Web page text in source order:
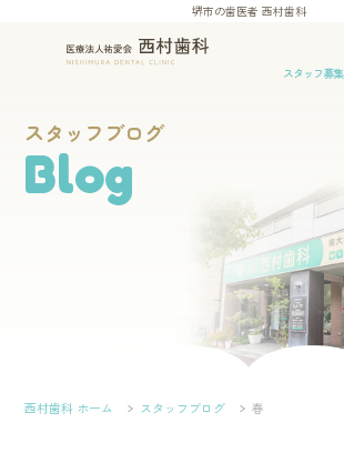
堺市の歯医者 西村歯科
スタッフ募集
スタッフブログ
Blog
西村歯科 ホーム スタッフブログ 春